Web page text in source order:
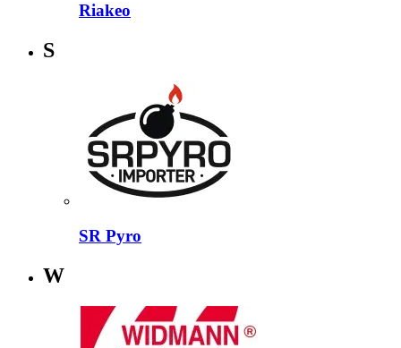
Riakeo
S
SR Pyro
W